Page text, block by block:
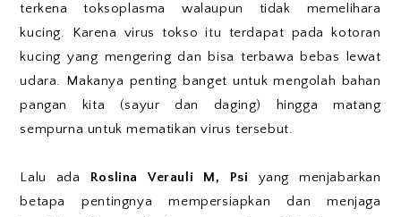
terkena toksoplasma walaupun tidak memelihara
kucing. Karena virus tokso itu terdapat pada kotoran
kucing yang mengering dan bisa terbawa bebas lewat
udara. Makanya penting banget untuk mengolah bahan
pangan kita (sayur dan daging) hingga matang
sempurna untuk mematikan virus tersebut.
Lalu ada Roslina Verauli M, Psi yang menjabarkan
betapa pentingnya mempersiapkan dan menjaga